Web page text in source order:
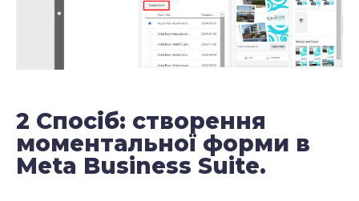
2 Спосіб: створення
моментальної форми в
Meta Business Suite.